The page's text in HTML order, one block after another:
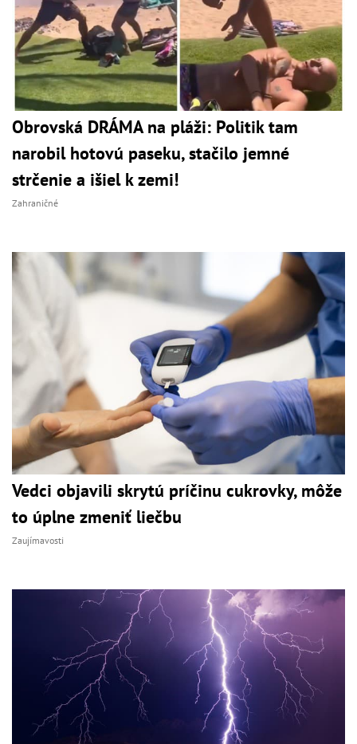
Obrovská DRÁMA na pláži: Politik tam
narobil hotovú paseku, stačilo jemné
strčenie a išiel k zemi!
Zahraničné
Vedci objavili skrytú príčinu cukrovky, môže
to úplne zmeniť liečbu
Zaujímavosti